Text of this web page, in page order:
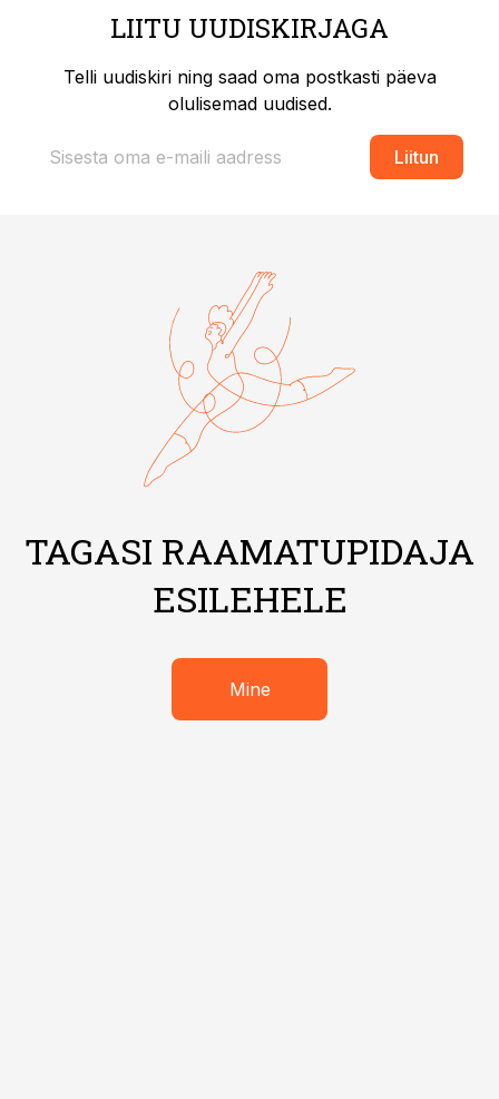
LIITU UUDISKIRJAGA
Telli uudiskiri ning saad oma postkasti päeva
olulisemad uudised.
Liitun
TAGASI RAAMATUPIDAJA
ESILEHELE
Mine